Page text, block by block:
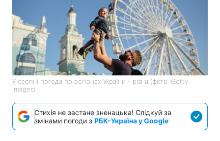
У серпні погода по регіонах України - різна (фото: Getty
Images)
Стихія не застане зненацька! Слідкуй за
змінами погоди з РБК-Україна у Google